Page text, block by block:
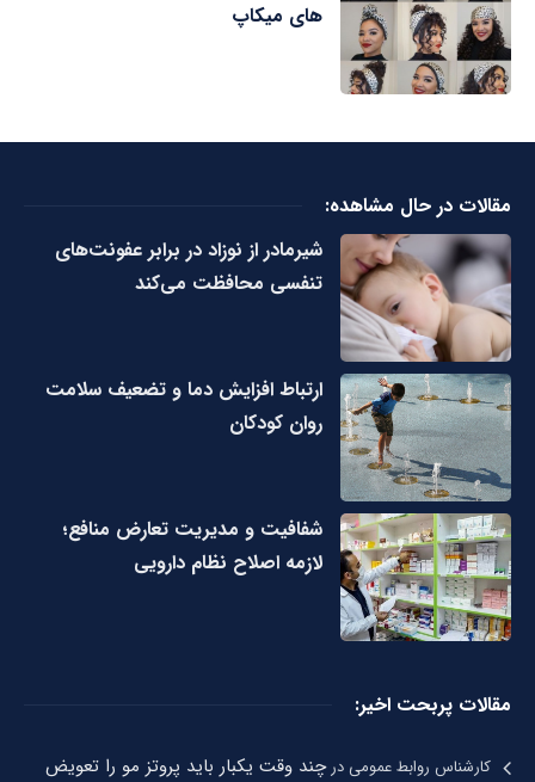
های میکاپ
مقالات در حال مشاهده:
شیرمادر از نوزاد در برابر عفونت‌های
تنفسی محافظت می‌کند
ارتباط افزایش دما و تضعیف سلامت
روان کودکان
شفافیت و مدیریت تعارض منافع؛
لازمه اصلاح نظام دارویی
مقالات پربحت اخیر:
کارشناس روابط عمومیدرچند وقت یکبار باید پروتز مو را تعویض